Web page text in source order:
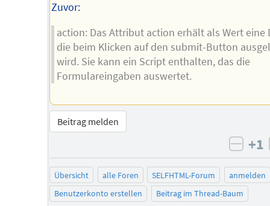
Zuvor:
action: Das Attribut action erhält als Wert eine
die beim Klicken auf den submit-Button
wird. Sie kann ein Script enthalten, das die
Formulareingaben auswertet.
Beitrag melden
+1
Übersicht alle Foren SELFHTML-Forum
anmelden
Benutzerkonto erstellen
Beitrag im Thread-Baum